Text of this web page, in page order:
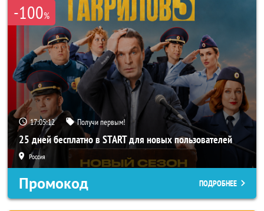
-100%
17:05:10 Получи первым!
25 дней бесплатно в START для новых пользователей
Россия
Промокод ПОДРОБНЕЕ